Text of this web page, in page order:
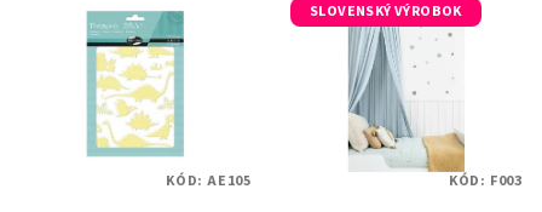
KÓD: AE105
SLOVENSKÝ VÝROBOK
KÓD: F003